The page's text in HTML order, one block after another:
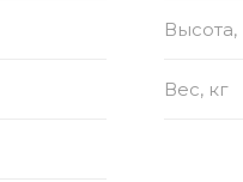
Вес, кг